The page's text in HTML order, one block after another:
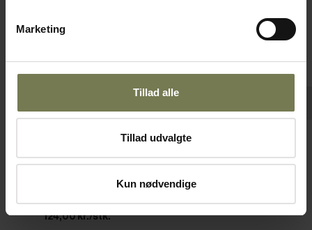
Marketing
Tillad alle
Tillad udvalgte
Kun nødvendige
Piskeris med ophæng, rustfrit stål, 23 cm
Din pris (ekskl. moms)
124,00 kr./stk.